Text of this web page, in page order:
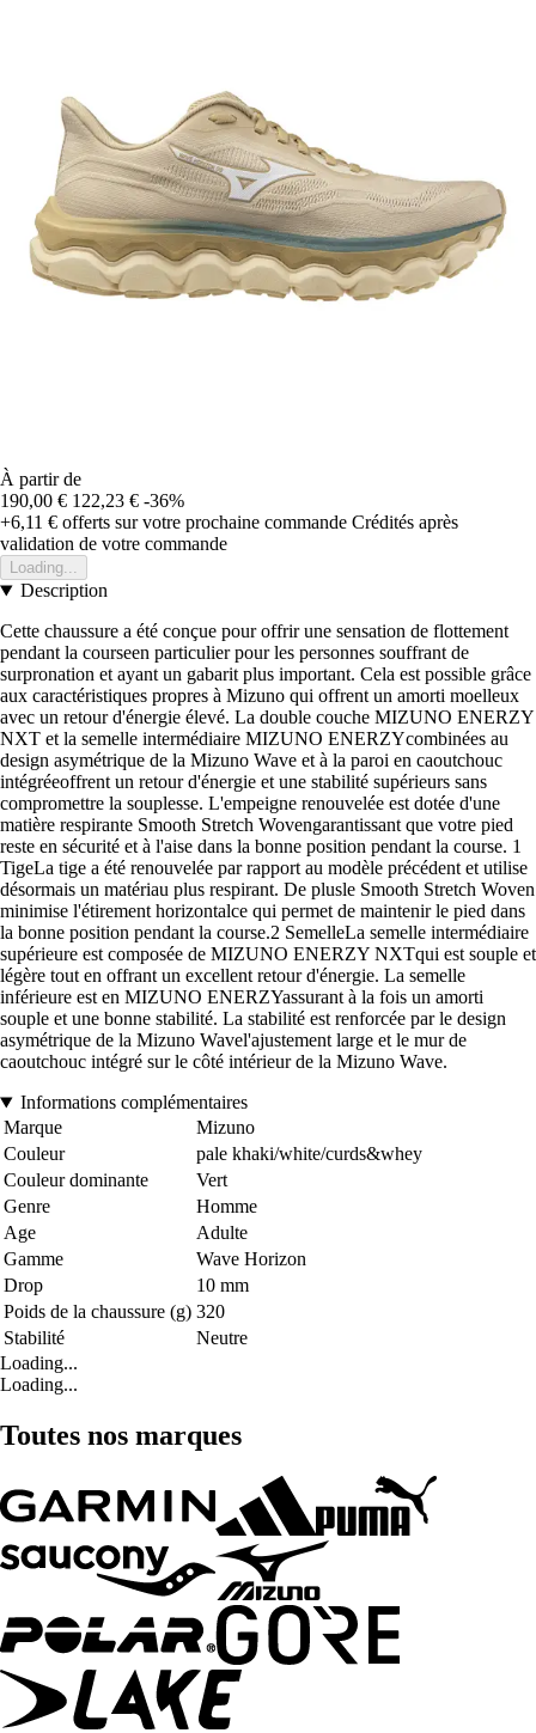
À partir de
190,00 € 122,23 € -36%
+6,11 € offerts sur votre prochaine commande Crédités après
validation de votre commande
Loading...
Description
Cette chaussure a été conçue pour offrir une sensation de flottement
pendant la courseen particulier pour les personnes souffrant de
surpronation et ayant un gabarit plus important. Cela est possible grâce
aux caractéristiques propres à Mizuno qui offrent un amorti moelleux
avec un retour d'énergie élevé. La double couche MIZUNO ENERZY
NXT et la semelle intermédiaire MIZUNO ENERZYcombinées au
design asymétrique de la Mizuno Wave et à la paroi en caoutchouc
intégréeoffrent un retour d'énergie et une stabilité supérieurs sans
compromettre la souplesse. L'empeigne renouvelée est dotée d'une
matière respirante Smooth Stretch Wovengarantissant que votre pied
reste en sécurité et à l'aise dans la bonne position pendant la course. 1
TigeLa tige a été renouvelée par rapport au modèle précédent et utilise
désormais un matériau plus respirant. De plusle Smooth Stretch Woven
minimise l'étirement horizontalce qui permet de maintenir le pied dans
la bonne position pendant la course.2 SemelleLa semelle intermédiaire
supérieure est composée de MIZUNO ENERZY NXTqui est souple et
légère tout en offrant un excellent retour d'énergie. La semelle
inférieure est en MIZUNO ENERZYassurant à la fois un amorti
souple et une bonne stabilité. La stabilité est renforcée par le design
asymétrique de la Mizuno Wavel'ajustement large et le mur de
caoutchouc intégré sur le côté intérieur de la Mizuno Wave.
Informations complémentaires
Marque
Mizuno
Couleur
pale khaki/white/curds&whey
Couleur dominante
Vert
Genre
Homme
Age
Adulte
Gamme
Wave Horizon
Drop
10 mm
Poids de la chaussure (g) 320
Stabilité
Neutre
Loading...
Loading...
Toutes nos marques